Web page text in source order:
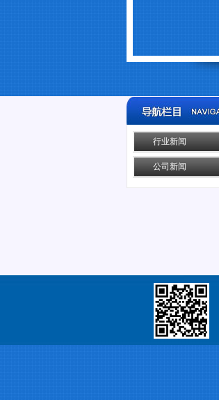
行业新闻
公司新闻